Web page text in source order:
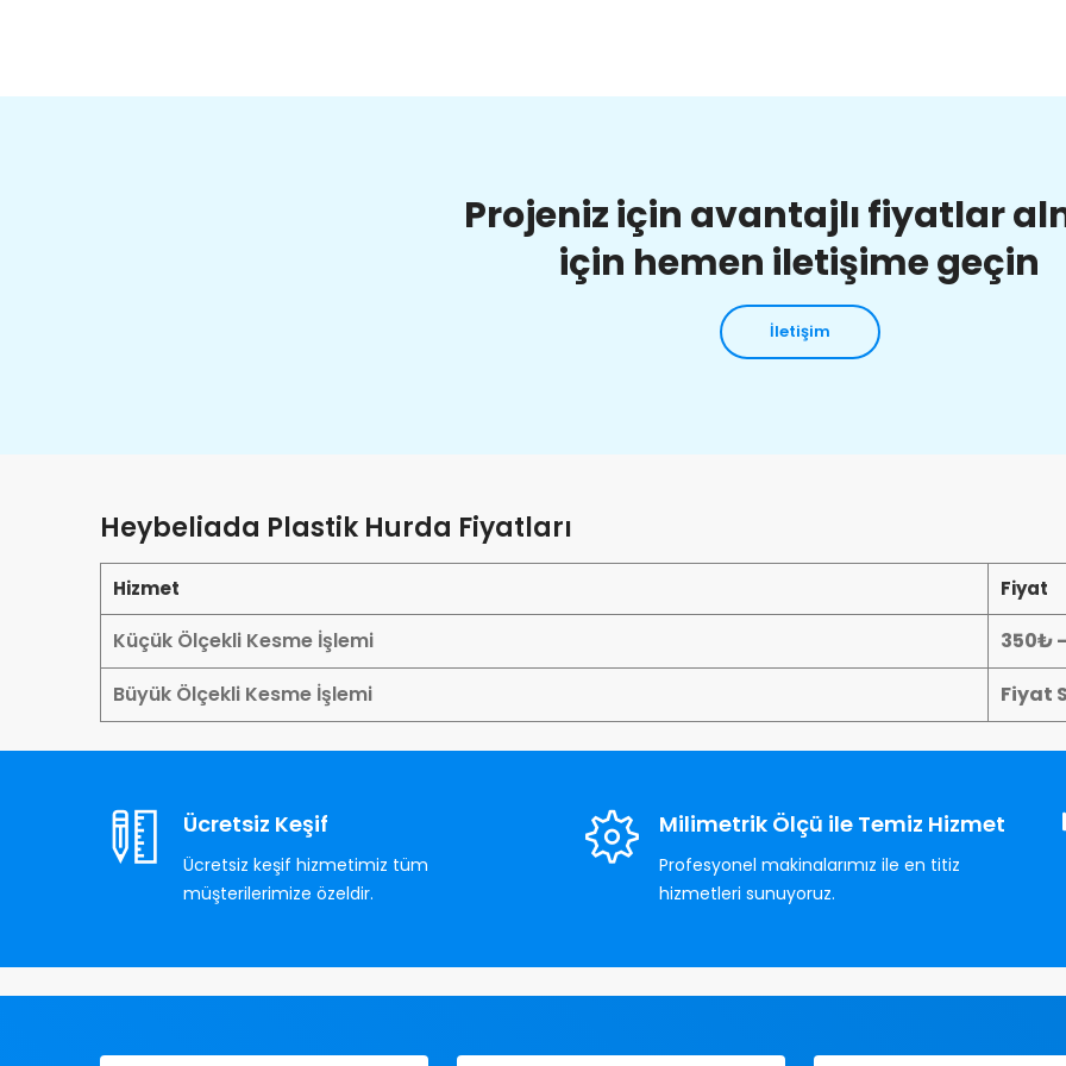
Projeniz için avantajlı fiyatlar
için hemen iletişime geçin
İletişim
Heybeliada Plastik Hurda Fiyatları
Hizmet Fiyat
Küçük Ölçekli Kesme İşlemi
350₺
Büyük Ölçekli Kesme İşlemi
Fiyat
Ücretsiz Keşif
Ücretsiz keşif hizmetimiz tüm
müşterilerimize özeldir.
Milimetrik Ölçü ile Temiz Hizmet
Profesyonel makinalarımız ile en titiz
hizmetleri sunuyoruz.